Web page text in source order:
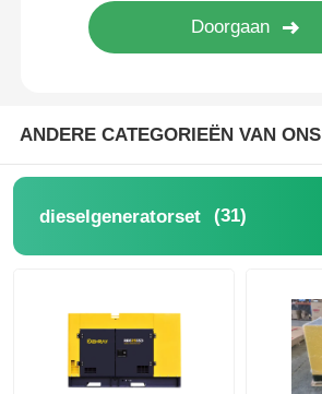
de generator van het huisgebruik
generatordieselmotor
ANDERE CATEGORIEËN VAN ONS
dieselgeneratorset (31)